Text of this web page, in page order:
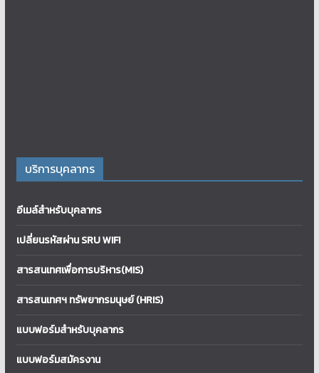
บริการบุคลากร
อีเมล์สำหรับบุคลากร
เปลี่ยนรหัสผ่าน SRU WIFI
สารสนเทศเพื่อการบริหาร(MIS)
สารสนเทศฯ ทรัพยากรมนุษย์ (HRIS)
แบบฟอร์มสำหรับบุคลากร
แบบฟอร์มสมัครงาน